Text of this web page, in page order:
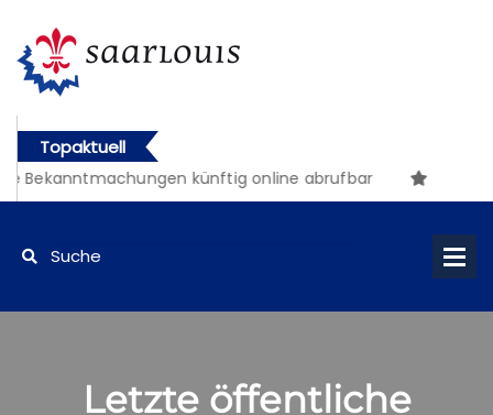
Topaktuell
Bekanntmachungen künftig online abrufbar
Letzte öffentliche